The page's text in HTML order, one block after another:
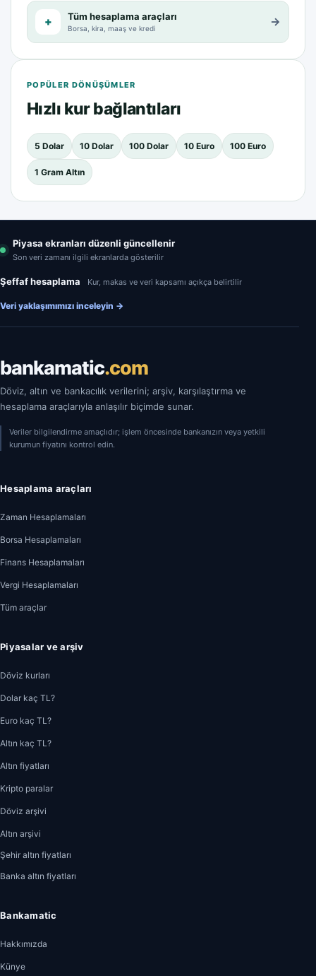
+ Tüm hesaplama araçları
Borsa, kira, maaş ve kredi →
POPÜLER DÖNÜŞÜMLER
Hızlı kur bağlantıları
5 Dolar 10 Dolar 100 Dolar 10 Euro 100 Euro
1 Gram Altın
Piyasa ekranları düzenli güncellenir
Son veri zamanı ilgili ekranlarda gösterilir
Şeffaf hesaplama Kur, makas ve veri kapsamı açıkça belirtilir
Veri yaklaşımımızı inceleyin →
bankamatic.com
Döviz, altın ve bankacılık verilerini; arşiv, karşılaştırma ve
hesaplama araçlarıyla anlaşılır biçimde sunar.
Veriler bilgilendirme amaçlıdır; işlem öncesinde bankanızın veya yetkili
kurumun fiyatını kontrol edin.
Hesaplama araçları
Zaman Hesaplamaları
Borsa Hesaplamaları
Finans Hesaplamaları
Vergi Hesaplamaları
Tüm araçlar
Piyasalar ve arşiv
Döviz kurları
Dolar kaç TL?
Euro kaç TL?
Altın kaç TL?
Altın fiyatları
Kripto paralar
Döviz arşivi
Altın arşivi
Şehir altın fiyatları
Banka altın fiyatları
Bankamatic
Hakkımızda
Künye